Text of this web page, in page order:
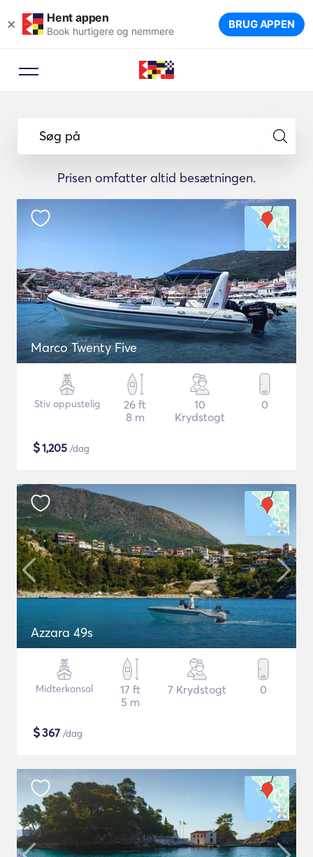
× Hent appen
Book hurtigere og nemmere BRUG APPEN
Søg på
Prisen omfatter altid besætningen.
Marco Twenty Five
Stiv oppustelig
26 ft
8 m
10
Krydstogt
0
$1,205 /dag
Azzara 49s
Midterkonsol
17 ft
5 m
7 Krydstogt 0
$367 /dag